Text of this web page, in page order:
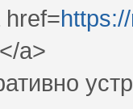
a>